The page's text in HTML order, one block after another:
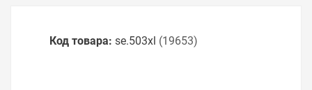
Код товара: se.503xl (19653)